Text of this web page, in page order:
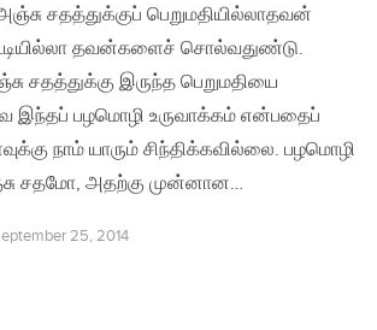
சதத்துக்குப் பெறுமதியில்லாதவன்
தவன்களைச் சொல்வதுண்டு.
சதத்துக்கு இருந்த பெறுமதியை
இந்தப் பழமொழி உருவாக்கம் என்பதைப்
நாம் யாரும் சிந்திக்கவில்லை. பழமொழி
சதமோ, அதற்கு முன்னான…
25, 2014